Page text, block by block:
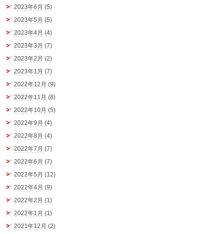
2023年6月 (5)
2023年5月 (5)
2023年4月 (4)
2023年3月 (7)
2023年2月 (2)
2023年1月 (7)
2022年12月 (9)
2022年11月 (8)
2022年10月 (5)
2022年9月 (4)
2022年8月 (4)
2022年7月 (7)
2022年6月 (7)
2022年5月 (12)
2022年4月 (9)
2022年2月 (1)
2022年1月 (1)
2021年12月 (2)